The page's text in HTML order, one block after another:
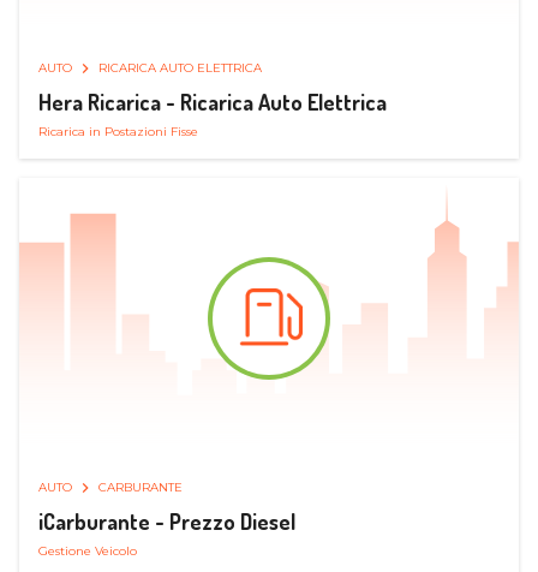
AUTO RICARICA AUTO ELETTRICA
Hera Ricarica - Ricarica Auto Elettrica
Ricarica in Postazioni Fisse
AUTO CARBURANTE
iCarburante - Prezzo Diesel
Gestione Veicolo